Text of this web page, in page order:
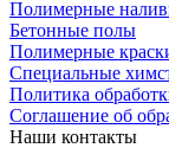
Полимерные
Бетонные полы
Полимерные
Специальные
Политика
Cоглашение об
Наши контакты